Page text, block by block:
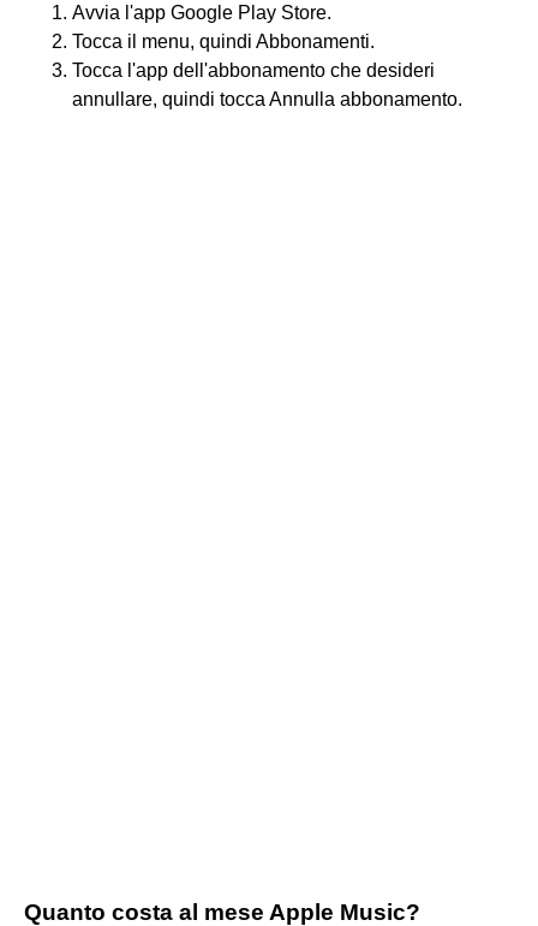
Avvia l'app Google Play Store.
Tocca il menu, quindi Abbonamenti.
Tocca l'app dell'abbonamento che desideri
annullare, quindi tocca Annulla abbonamento.
Quanto costa al mese Apple Music?